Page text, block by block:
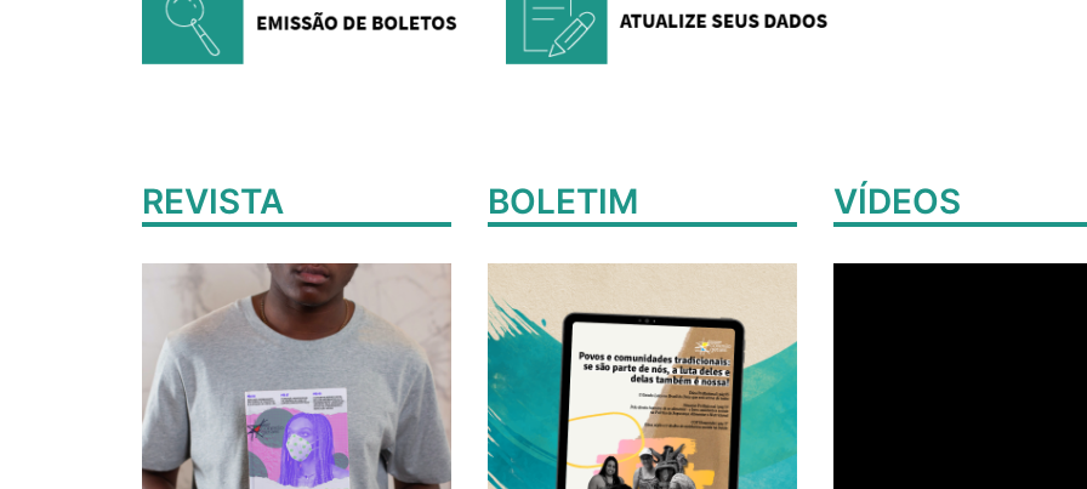
REVISTA BOLETIM VÍDEOS